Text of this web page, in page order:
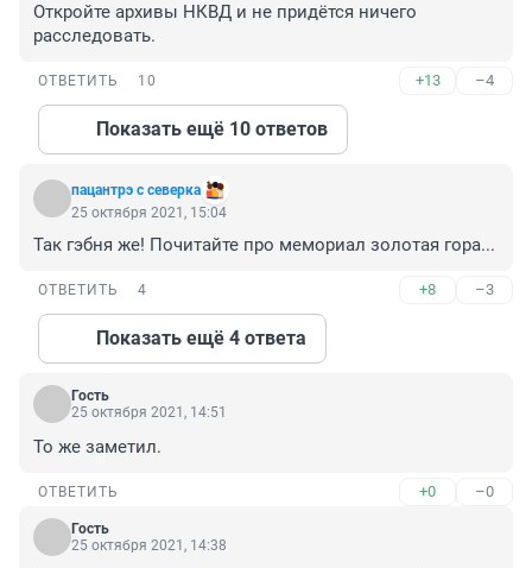
Откройте архивы НКВД и не придётся ничего
расследовать.
ОТВЕТИТЬ 10 +13 –4
Показать ещё 10 ответов
пацантрэ с северка
25 октября 2021, 15:04
Так гэбня же! Почитайте про мемориал золотая гора...
ОТВЕТИТЬ 4 +8 –3
Показать ещё 4 ответа
Гость
25 октября 2021, 14:51
То же заметил.
ОТВЕТИТЬ +0 –0
Гость
25 октября 2021, 14:38